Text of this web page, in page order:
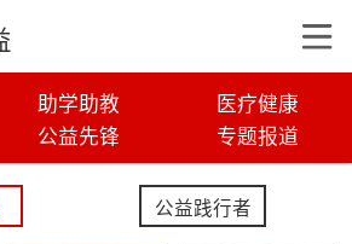
助学助教
医疗健康
公益先锋 专题报道
公益践行者